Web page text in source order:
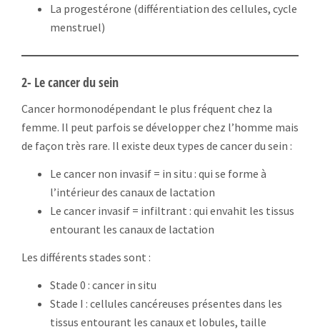
La progestérone (différentiation des cellules, cycle
menstruel)
2- Le cancer du sein
Cancer hormonodépendant le plus fréquent chez la
femme. Il peut parfois se développer chez l’homme mais
de façon très rare. Il existe deux types de cancer du sein :
Le cancer non invasif = in situ : qui se forme à
l’intérieur des canaux de lactation
Le cancer invasif = infiltrant : qui envahit les tissus
entourant les canaux de lactation
Les différents stades sont :
Stade 0 : cancer in situ
Stade I : cellules cancéreuses présentes dans les
tissus entourant les canaux et lobules, taille